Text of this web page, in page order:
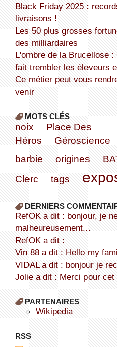
Black Friday 2025 : records de ventes, chaos de
livraisons !
Les 50 plus grosses fortunes de France sont tous
des milliardaires
L'ombre de la Brucellose : Comment une bactérie
fait trembler les éleveurs
Ce métier peut vous rendre riche dans les années à
venir
MOTS CLÉS
noix
Place Des
Héros
Géroscience
barbie
origines
Clerc
tags
DERNIERS
refOK a dit : bonjour, je ne peux
malheureusement...
refOK a dit :
Vin 88 a dit : Hello my
VIDAL a dit : bonjour je
Jolie a dit : Merci pour
PARTENAIRES
wikipedia
RSS